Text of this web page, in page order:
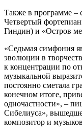
Также в программе –
Четвертый
Гиндин) и «Остров
«Седьмая симфония
эволюции в
к концентрации по
музыкальной
постоянно сметала
конечном итоге,
одночастности», –
Сибелиуса»,
композитор и